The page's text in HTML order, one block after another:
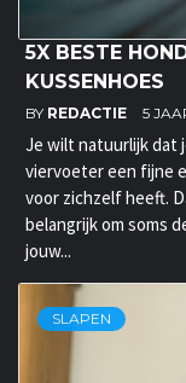
5X BESTE
KUSSENHOES
BY REDACTIE 5
Je wilt natuurlijk dat
viervoeter een fijne
voor zichzelf heeft.
belangrijk om soms
jouw...
SLAPEN